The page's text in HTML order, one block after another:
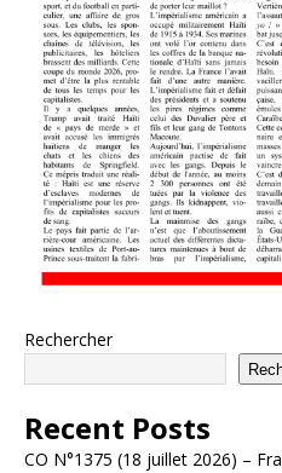
Rechercher
Recent Posts
CO N°1375 (18 juillet 2026) –